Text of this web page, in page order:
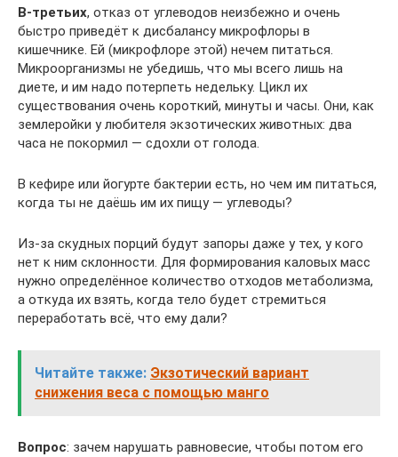
В-третьих, отказ от углеводов неизбежно и очень
быстро приведёт к дисбалансу микрофлоры в
кишечнике. Ей (микрофлоре этой) нечем питаться.
Микроорганизмы не убедишь, что мы всего лишь на
диете, и им надо потерпеть недельку. Цикл их
существования очень короткий, минуты и часы. Они, как
землеройки у любителя экзотических животных: два
часа не покормил — сдохли от голода.
В кефире или йогурте бактерии есть, но чем им питаться,
когда ты не даёшь им их пищу — углеводы?
Из-за скудных порций будут запоры даже у тех, у кого
нет к ним склонности. Для формирования каловых масс
нужно определённое количество отходов метаболизма,
а откуда их взять, когда тело будет стремиться
переработать всё, что ему дали?
Читайте также: Экзотический вариант
снижения веса с помощью манго
Вопрос: зачем нарушать равновесие, чтобы потом его